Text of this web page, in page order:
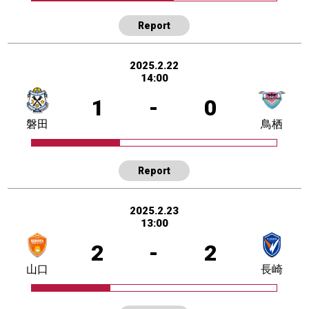
Report
2025.2.22
14:00
1 - 0
磐田 鳥栖
Report
2025.2.23
13:00
2 - 2
山口 長崎